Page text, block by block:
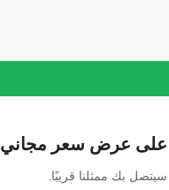
على عرض سعر مجاني
سيتصل بك ممثلنا قريبًا.